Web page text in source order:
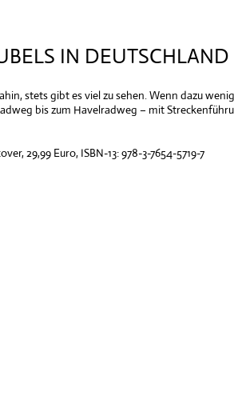
IN DEUTSCHLAND
stets gibt es viel zu sehen. Wenn dazu
bis zum Havelradweg – mit
29,99 Euro, ISBN-13: 978-3-7654-5719-7